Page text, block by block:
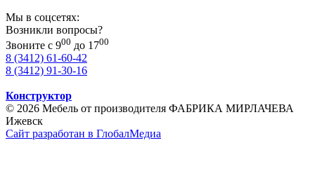
Мы в соцсетях:
Возникли вопросы?
Звоните с 900 до 1700
8 (3412) 61-60-42
8 (3412) 91-30-16
Конструктор
© 2026 Мебель от производителя ФАБРИКА МИРЛАЧЕВА
Ижевск
Сайт разработан в ГлобалМедиа